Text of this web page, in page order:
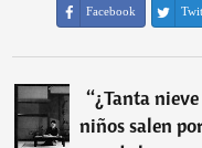
Facebook
“¿Tanta
niños salen